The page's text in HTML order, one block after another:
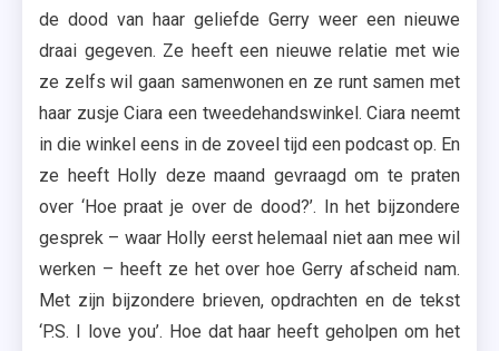
de dood van haar geliefde Gerry weer een nieuwe
draai gegeven. Ze heeft een nieuwe relatie met wie
ze zelfs wil gaan samenwonen en ze runt samen met
haar zusje Ciara een tweedehandswinkel. Ciara neemt
in die winkel eens in de zoveel tijd een podcast op. En
ze heeft Holly deze maand gevraagd om te praten
over ‘Hoe praat je over de dood?’. In het bijzondere
gesprek – waar Holly eerst helemaal niet aan mee wil
werken – heeft ze het over hoe Gerry afscheid nam.
Met zijn bijzondere brieven, opdrachten en de tekst
‘P.S. I love you’. Hoe dat haar heeft geholpen om het